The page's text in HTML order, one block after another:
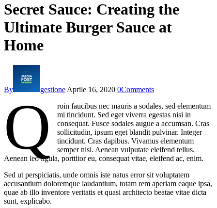
Secret Sauce: Creating the
Ultimate Burger Sauce at
Home
By gestione Aprile 16, 2020 0Comments
Q
roin faucibus nec mauris a sodales, sed elementum
mi tincidunt. Sed eget viverra egestas nisi in
consequat. Fusce sodales augue a accumsan. Cras
sollicitudin, ipsum eget blandit pulvinar. Integer
tincidunt. Cras dapibus. Vivamus elementum
semper nisi. Aenean vulputate eleifend tellus.
Aenean leo ligula, porttitor eu, consequat vitae, eleifend ac, enim.
Sed ut perspiciatis, unde omnis iste natus error sit voluptatem
accusantium doloremque laudantium, totam rem aperiam eaque ipsa,
quae ab illo inventore veritatis et quasi architecto beatae vitae dicta
sunt, explicabo.